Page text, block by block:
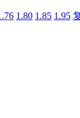
1.80 1.85 1.95